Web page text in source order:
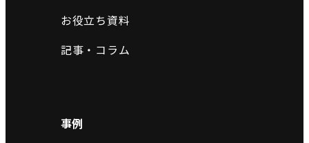
お役立ち資料
記事・コラム
事例